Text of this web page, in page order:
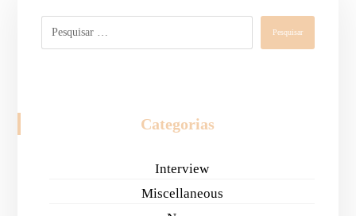
Pesquisar
Categorias
Interview
Miscellaneous